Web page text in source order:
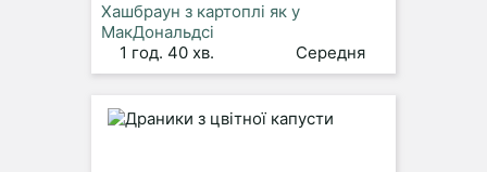
Хашбраун з картоплі як у
МакДональдсі
1 год. 40 хв.
Середня